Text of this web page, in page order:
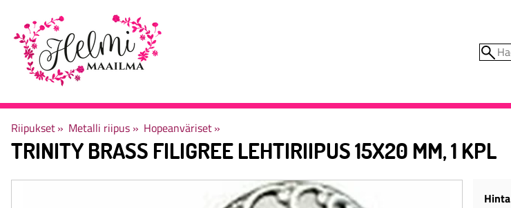
Riipukset‪» Metalli riipus ‪» Hopeanväriset‪»
TRINITY BRASS FILIGREE LEHTIRIIPUS 15X20 MM, 1 KPL
Hinta